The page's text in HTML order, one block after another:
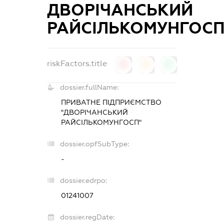
ДВОРІЧАНСЬКИЙ
riskFactors.title
dossier.fullName:
ПРИВАТНЕ ПІДПРИЄМСТВО
"ДВОРІЧАНСЬКИЙ
РАЙСІЛЬКОМУНГОСП"
dossier.opfSubType:
-
dossier.edrpo:
01241007
dossier.regDate: